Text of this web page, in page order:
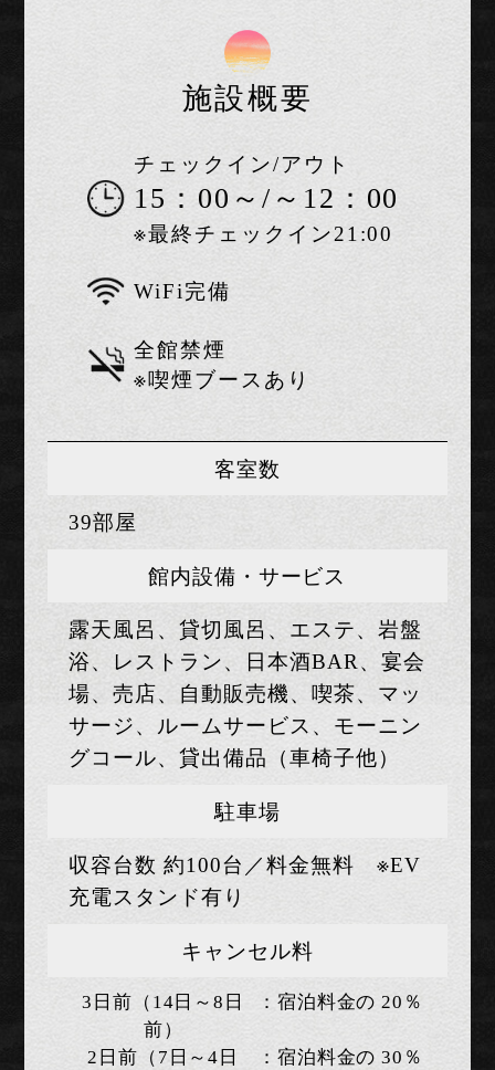
施設概要
チェックイン/アウト
15：00～/～12：00
※最終チェックイン21:00
WiFi完備
全館禁煙
※喫煙ブースあり
客室数
39部屋
館内設備・サービス
露天風呂、貸切風呂、エステ、岩盤
浴、レストラン、日本酒BAR、宴会
場、売店、
自動販売機、喫茶、マッ
サージ、ルームサービス、モーニン
グコール、貸出備品（車椅子他）
駐車場
収容台数 約100台／料金無料 ※EV
充電スタンド有り
キャンセル料
3日前（14日～8日
前）
：宿泊料金の 20％
2日前（7日～4日
：宿泊料金の 30％